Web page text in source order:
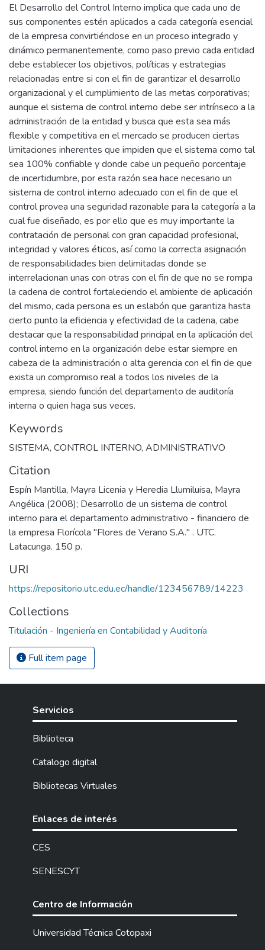
El Desarrollo del Control Interno implica que cada uno de
sus componentes estén aplicados a cada categoría esencial
de la empresa convirtiéndose en un proceso integrado y
dinámico permanentemente, como paso previo cada entidad
debe establecer los objetivos, políticas y estrategias
relacionadas entre si con el fin de garantizar el desarrollo
organizacional y el cumplimiento de las metas corporativas;
aunque el sistema de control interno debe ser intrínseco a la
administración de la entidad y busca que esta sea más
flexible y competitiva en el mercado se producen ciertas
limitaciones inherentes que impiden que el sistema como tal
sea 100% confiable y donde cabe un pequeño porcentaje
de incertidumbre, por esta razón sea hace necesario un
sistema de control interno adecuado con el fin de que el
control provea una seguridad razonable para la categoría a la
cual fue diseñado, es por ello que es muy importante la
contratación de personal con gran capacidad profesional,
integridad y valores éticos, así como la correcta asignación
de responsabilidades bien delimitadas donde se
interrelacionan unas con otras con el fin de que no se rompa
la cadena de control fortaleciendo el ambiente de aplicación
del mismo, cada persona es un eslabón que garantiza hasta
cierto punto la eficiencia y efectividad de la cadena, cabe
destacar que la responsabilidad principal en la aplicación del
control interno en la organización debe estar siempre en
cabeza de la administración o alta gerencia con el fin de que
exista un compromiso real a todos los niveles de la
empresa, siendo función del departamento de auditoría
interna o quien haga sus veces.
Keywords
SISTEMA, CONTROL INTERNO, ADMINISTRATIVO
Citation
Espín Mantilla, Mayra Licenia y Heredia Llumiluisa, Mayra
Angélica (2008); Desarrollo de un sistema de control
interno para el departamento administrativo - financiero de
la empresa Florícola "Flores de Verano S.A." . UTC.
Latacunga. 150 p.
URI
https://repositorio.utc.edu.ec/handle/123456789/14223
Collections
Titulación - Ingeniería en Contabilidad y Auditoría
Full item page
Servicios
Biblioteca
Catalogo digital
Bibliotecas Virtuales
Enlaces de interés
CES
SENESCYT
Centro de Información
Universidad Técnica Cotopaxi